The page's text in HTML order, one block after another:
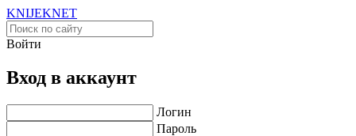
KNIJEKNET
Войти
Вход в аккаунт
Логин
Пароль